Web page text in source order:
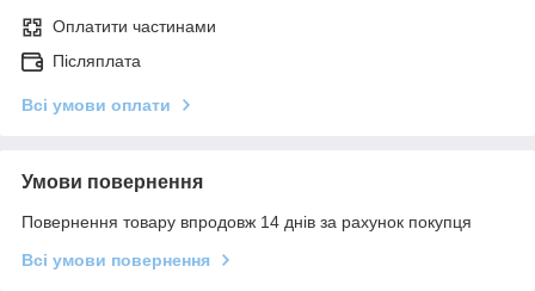
Оплатити частинами
Післяплата
Всі умови оплати
Умови повернення
Повернення товару впродовж 14 днів за рахунок покупця
Всі умови повернення